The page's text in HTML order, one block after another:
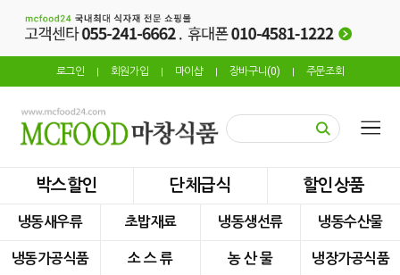
로그인 회원가입 마이샵 장바구니(0) 주문조회
박스할인 단체급식 할인상품
냉동새우류 초밥재료 냉동생선류 냉동수산물
냉동가공식품 소 스 류 농 산 물 냉장가공식품